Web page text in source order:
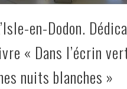
en-Dodon.
« Dans l’écrin
nuits blanches »